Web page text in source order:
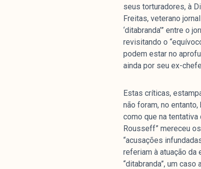
seus torturadores, à
Freitas, veterano
‘ditabranda’” entre o
revisitando o
podem estar no
ainda por seu ex-
Estas críticas,
não foram, no
como que na
Rousseff” mereceu
“acusações
referiam à atuação da
“ditabranda”, um